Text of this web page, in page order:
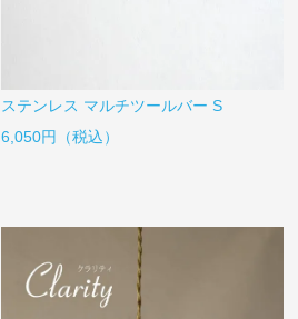
ステンレス マルチツールバー S
6,050円（税込）